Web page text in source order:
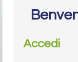
Accedi